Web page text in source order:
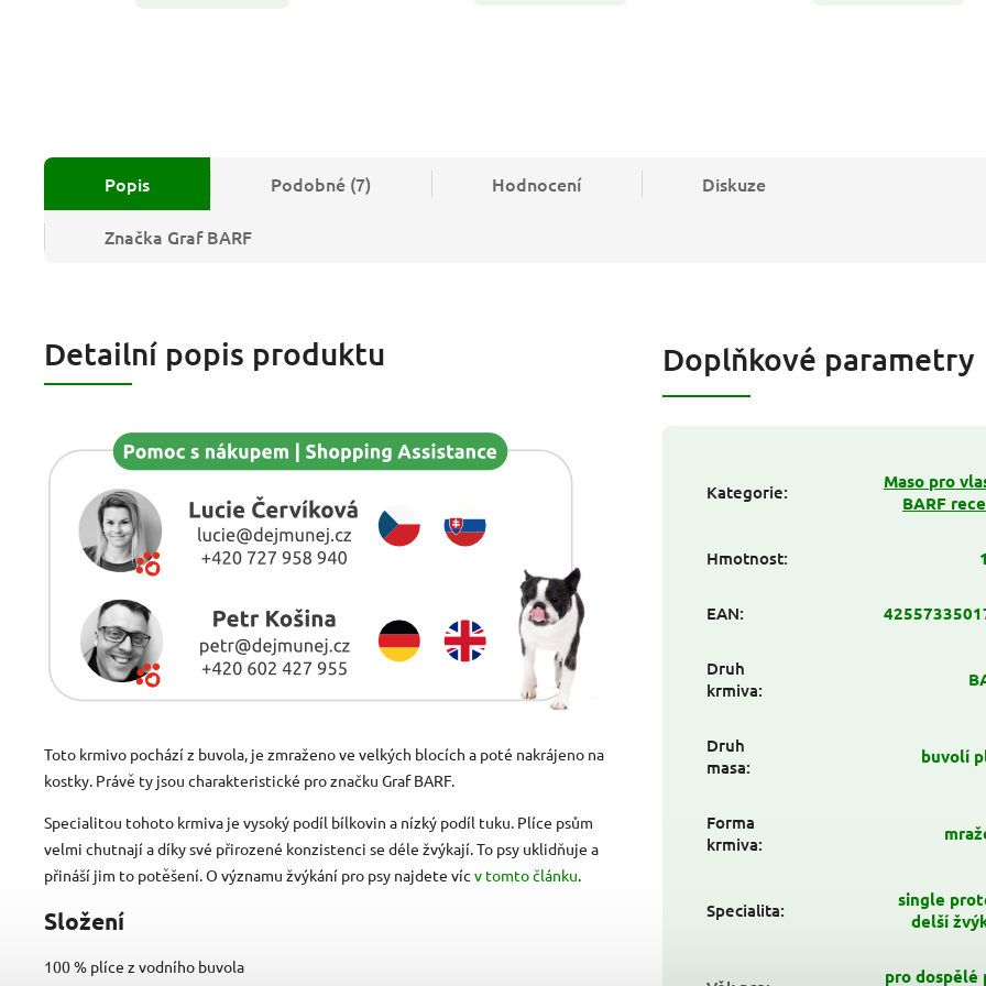
Popis Podobné (7) Hodnocení Diskuze
Značka Graf BARF
Detailní popis produktu
Toto krmivo pochází z buvola, je zmraženo ve velkých blocích a poté nakrájeno na
kostky. Právě ty jsou charakteristické pro značku Graf BARF.
Specialitou tohoto krmiva je vysoký podíl bílkovin a nízký podíl tuku. Plíce psům
velmi chutnají a díky své přirozené konzistenci se déle žvýkají. To psy uklidňuje a
přináší jim to potěšení. O významu žvýkání pro psy najdete víc v tomto článku.
Složení
100 % plíce z vodního buvola
Doplňkové parametry
Kategorie:
Maso pro
BARF
Hmotnost:
EAN:
Druh
krmiva:
Druh
masa: buvolí
Forma
krmiva:
Specialita:
single
delší
pro dospělé